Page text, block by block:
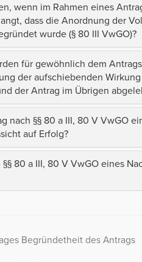
wenn im Rahmen eines
dass die Anordnung der
wurde (§ 80 III VwGO)?
für gewöhnlich dem
der aufschiebenden
der Antrag im Übrigen
nach §§ 80 a III, 80 V VwGO
auf Erfolg?
80 a III, 80 V VwGO eines
Begründetheit des Antrags